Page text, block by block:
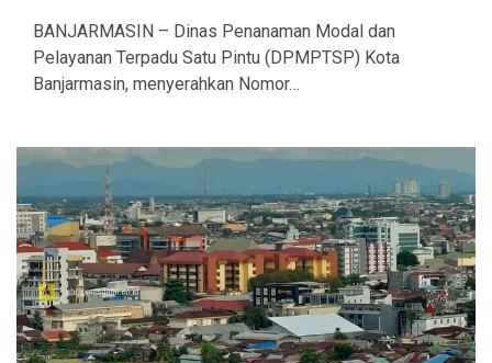
BANJARMASIN – Dinas Penanaman Modal dan
Pelayanan Terpadu Satu Pintu (DPMPTSP) Kota
Banjarmasin, menyerahkan Nomor…